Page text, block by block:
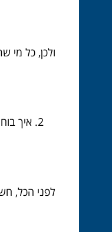
ולכן, כל מי
איך
לפני הכל,